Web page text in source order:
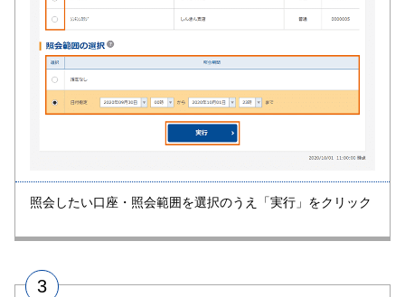
照会したい口座・照会範囲を選択のうえ「実行」をクリック
3